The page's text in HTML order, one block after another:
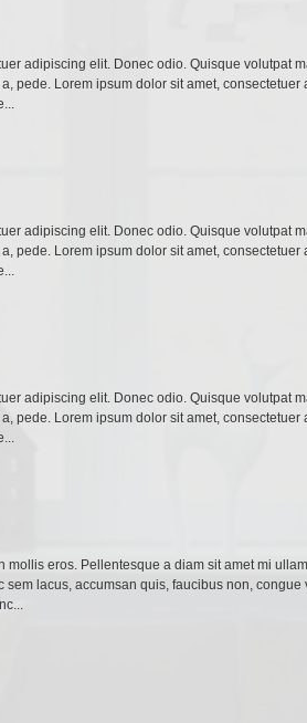
adipiscing elit. Donec odio. Quisque volutpat
pede. Lorem ipsum dolor sit amet,
adipiscing elit. Donec odio. Quisque volutpat
pede. Lorem ipsum dolor sit amet,
adipiscing elit. Donec odio. Quisque volutpat
pede. Lorem ipsum dolor sit amet,
mollis eros. Pellentesque a diam sit amet mi
lacus, accumsan quis, faucibus non,